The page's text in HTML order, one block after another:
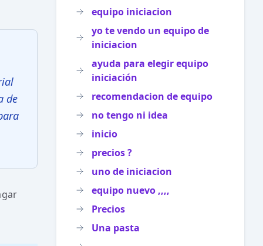
de
equipo iniciacion
yo te vendo un equipo de
iniciacion
ayuda para elegir equipo
iniciación
recomendacion de equipo
no tengo ni idea
inicio
precios ?
uno de iniciacion
equipo nuevo ,,,,
Precios
Una pasta